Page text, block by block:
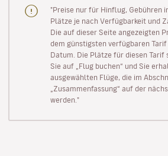
"Preise nur für Hinflug, Gebühren
Plätze je nach Verfügbarkeit und
Die auf dieser Seite angezeigten
dem günstigsten verfügbaren
Datum. Die Plätze für diesen Tarif
Sie auf „Flug buchen“ und Sie
ausgewählten Flüge, die im
„Zusammenfassung“ auf der
werden."